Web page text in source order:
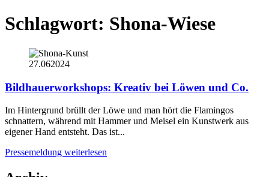
Schlagwort: Shona-Wiese
27.062024
Bildhauerworkshops: Kreativ bei Löwen und Co.
Im Hintergrund brüllt der Löwe und man hört die Flamingos
schnattern, während mit Hammer und Meisel ein Kunstwerk aus
eigener Hand entsteht. Das ist...
Pressemeldung weiterlesen